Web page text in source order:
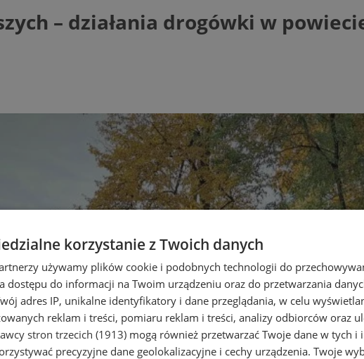
– działania drogówki w
korzystanie z Twoich danych
używamy plików cookie i podobnych technologii do
dostępu do informacji na Twoim urządzeniu oraz do przetwarzania
adres IP, unikalne identyfikatory i dane przeglądania, w celu
reklam i treści, pomiaru reklam i treści, analizy odbiorców oraz
stron trzecich (1913) mogą również przetwarzać Twoje dane w tych i
precyzyjne dane geolokalizacyjne i cechy urządzenia. Twoje